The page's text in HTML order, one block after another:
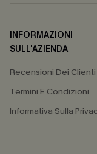
INFORMAZIONI
SULL'AZIENDA
Recensioni Dei Clienti
Termini E Condizioni
Informativa Sulla